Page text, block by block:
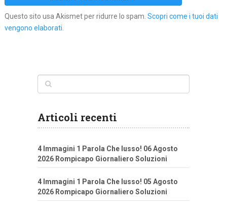
Questo sito usa Akismet per ridurre lo spam. Scopri come i tuoi dati
vengono elaborati
Articoli recenti
4 Immagini 1 Parola Che lusso! 06 Agosto
2026 Rompicapo Giornaliero Soluzioni
4 Immagini 1 Parola Che lusso! 05 Agosto
2026 Rompicapo Giornaliero Soluzioni